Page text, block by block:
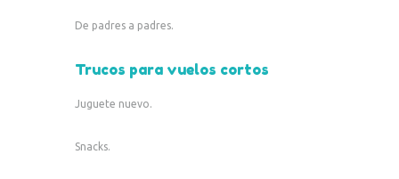
De padres a padres.
Trucos para vuelos cortos
Juguete nuevo.
Snacks.